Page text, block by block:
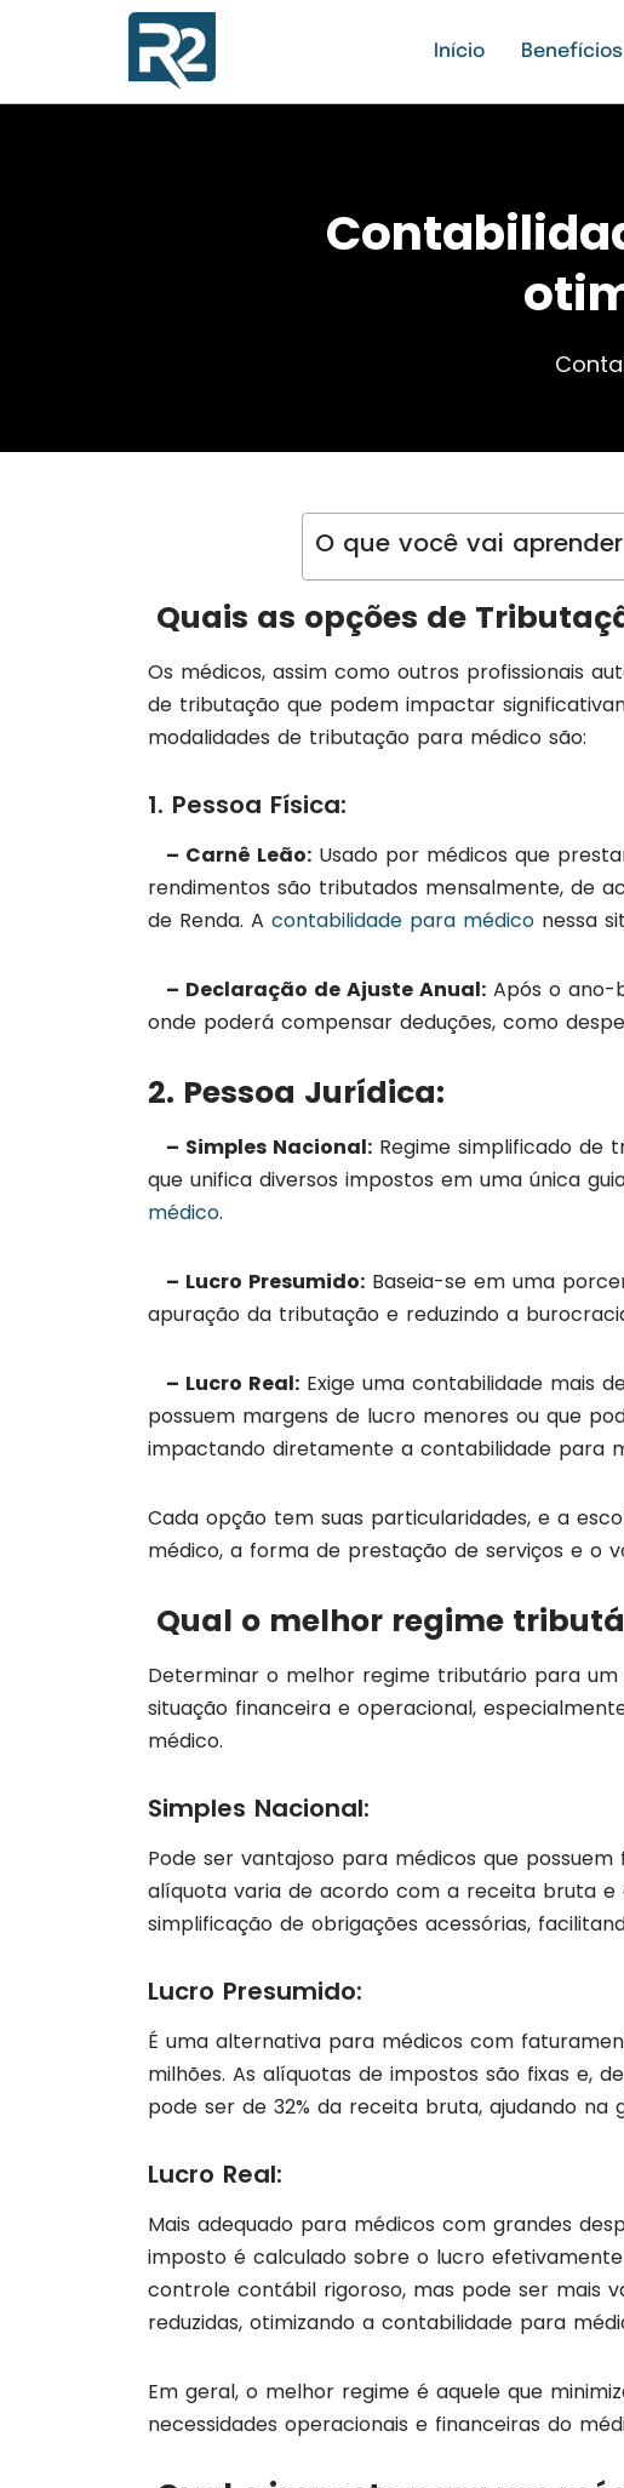
Início Benefícios
O que você vai
Quais as opções de
Os médicos, assim como outros profissionais
de tributação que podem impactar
modalidades de tributação para médico são:
1. Pessoa Física:
– Carnê Leão: Usado por médicos que
rendimentos são tributados mensalmente, de
de Renda. A contabilidade para médico nessa
– Declaração de Ajuste Anual: Após o ano-
onde poderá compensar deduções, como
2. Pessoa Jurídica:
– Simples Nacional: Regime simplificado de
que unifica diversos impostos em uma única
médico.
– Lucro Presumido: Baseia-se em uma
apuração da tributação e reduzindo a
– Lucro Real: Exige uma contabilidade mais
possuem margens de lucro menores ou que
impactando diretamente a contabilidade para
Cada opção tem suas particularidades, e a
médico, a forma de prestação de serviços e o
Qual o melhor regime
Determinar o melhor regime tributário para
situação financeira e operacional,
médico.
Simples Nacional:
Pode ser vantajoso para médicos que
alíquota varia de acordo com a receita bruta
simplificação de obrigações acessórias,
Lucro Presumido:
É uma alternativa para médicos com
milhões. As alíquotas de impostos são fixas e,
pode ser de 32% da receita bruta, ajudando
Lucro Real:
Mais adequado para médicos com grandes
imposto é calculado sobre o lucro
controle contábil rigoroso, mas pode ser mais
reduzidas, otimizando a contabilidade para
Em geral, o melhor regime é aquele que
necessidades operacionais e financeiras do